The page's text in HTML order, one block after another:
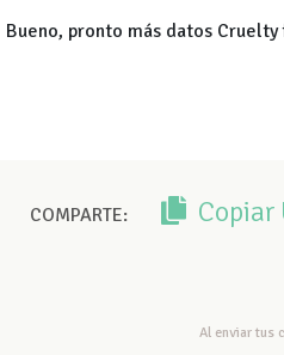
Bueno, pronto más datos
COMPARTE: Copiar
Al enviar tus